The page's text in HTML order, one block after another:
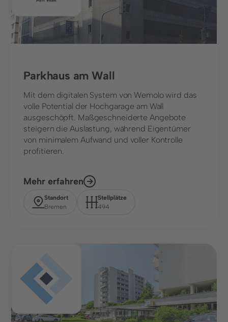
Parkhaus am Wall
Mit dem digitalen System von Wemolo wird das
volle Potential der Hochgarage am Wall
ausgeschöpft. Maßgeschneiderte Angebote
steigern die Auslastung, während Eigentümer
von minimalem Aufwand und voller Kontrolle
profitieren.
Mehr erfahren
Standort
Bremen
Stellplätze
494
Center
Datenschutz Impressum
© 2025 Wemolo GmbH